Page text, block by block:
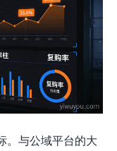
。与公域平台的大